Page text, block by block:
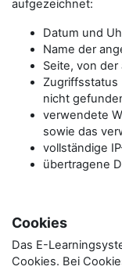
aufgezeichnet:
Datum und
Name der
Seite, von
Zugriffsstatus
nicht
verwendete
sowie das
vollständige
übertragene
Cookies
Das E-
Cookies. Bei